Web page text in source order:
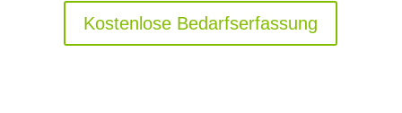
Kostenlose Bedarfserfassung